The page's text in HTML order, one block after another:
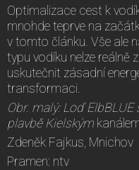
Optimalizace cest k
mnohde teprve na
v tomto článku. Vše ale
typu vodíku nelze reálně
uskutečnit zásadní
transformaci.
Obr. malý: Loď
plavbě Kielským
Zdeněk Fajkus, Mnichov
Pramen: ntv